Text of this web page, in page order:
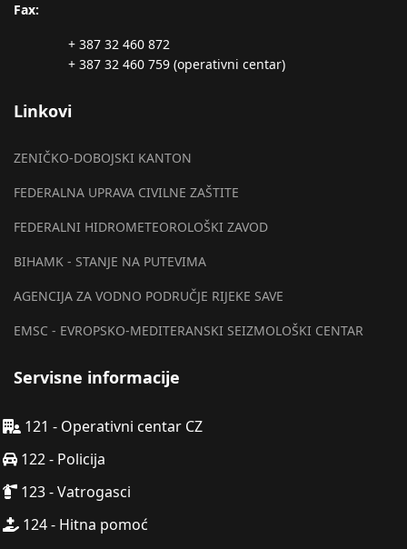
Fax:
+ 387 32 460 872
+ 387 32 460 759 (operativni centar)
Linkovi
ZENIČKO-DOBOJSKI KANTON
FEDERALNA UPRAVA CIVILNE ZAŠTITE
FEDERALNI HIDROMETEOROLOŠKI ZAVOD
BIHAMK - STANJE NA PUTEVIMA
AGENCIJA ZA VODNO PODRUČJE RIJEKE SAVE
EMSC - EVROPSKO-MEDITERANSKI SEIZMOLOŠKI CENTAR
Servisne informacije
121 - Operativni centar CZ
122 - Policija
123 - Vatrogasci
124 - Hitna pomoć